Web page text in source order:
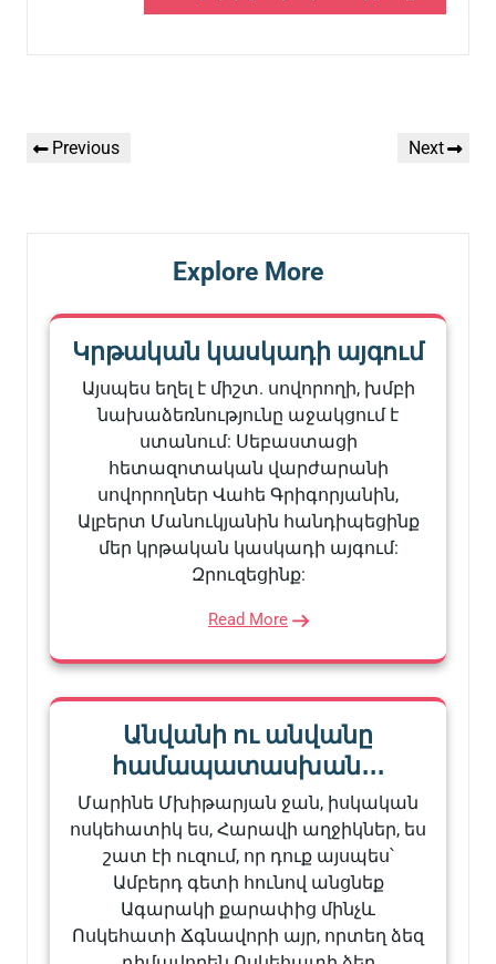
նավարկումը
Previous
Previous
Next
Next
Explore More
Կրթական կասկադի այգում
Այսպես եղել է միշտ. սովորողի, խմբի
նախաձեռնությունը աջակցում է
ստանում: Սեբաստացի
հետազոտական վարժարանի
սովորողներ Վահե Գրիգորյանին,
Ալբերտ Մանուկյանին հանդիպեցինք
մեր կրթական կասկադի այգում:
Զրուզեցինք:
Read More
Անվանի ու անվանը
համապատասխան․․․
Մարինե Մխիթարյան ջան, իսկական
ոսկեհատիկ ես, Հարավի աղջիկներ, ես
շատ էի ուզում, որ դուք այսպես՝
Ամբերդ գետի հունով անցնեք
Ագարակի քարափից մինչև
Ոսկեհատի Ճգնավորի այր, որտեղ ձեզ